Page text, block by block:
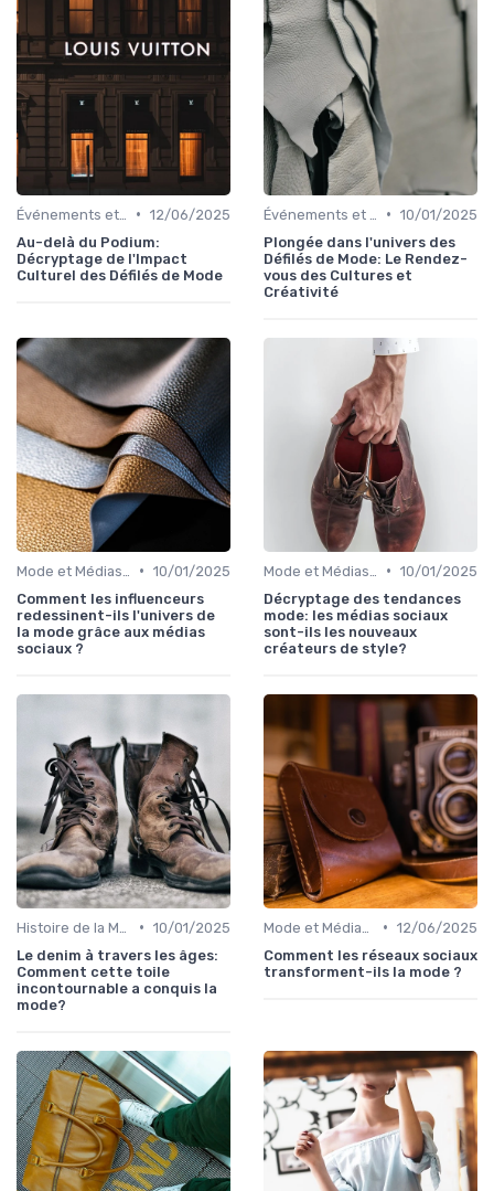
• 12/06/2025
Au-delà du Podium:
Décryptage de l'Impact
Culturel des Défilés de Mode
• 10/01/2025
Plongée dans l'univers des
Défilés de Mode: Le Rendez-
vous des Cultures et
Créativité
• 10/01/2025
Comment les influenceurs
redessinent-ils l'univers de
la mode grâce aux médias
sociaux ?
• 10/01/2025
Décryptage des tendances
mode: les médias sociaux
sont-ils les nouveaux
créateurs de style?
• 10/01/2025
Le denim à travers les âges:
Comment cette toile
incontournable a conquis la
mode?
• 12/06/2025
Comment les réseaux sociaux
transforment-ils la mode ?